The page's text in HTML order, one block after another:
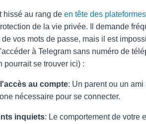
hissé au rang de en tête des
de la vie privée. Il demande
vos mots de passe, mais il est
à Telegram sans numéro de
pourrait se trouver ici) :
au compte: Un parent ou un
nécessaire pour se connecter.
inquiets: Le comportement de votre